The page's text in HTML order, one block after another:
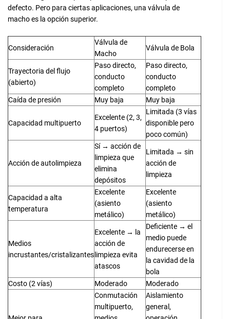
defecto. Pero para ciertas aplicaciones, una válvula de
macho es la opción superior.
Consideración
Válvula de
Macho
Válvula de Bola
Trayectoria del flujo
(abierto)
Paso directo,
conducto
completo
Paso directo,
conducto
completo
Caída de presión
Muy baja Muy baja
Capacidad multipuerto
Excelente (2, 3,
4 puertos)
Limitada (3 vías
disponible pero
poco común)
Acción de autolimpieza
Sí → acción de
limpieza que
elimina
depósitos
Limitada → sin
acción de
limpieza
Capacidad a alta
temperatura
Excelente
(asiento
metálico)
Excelente
(asiento
metálico)
Medios
incrustantes/cristalizantes
Excelente → la
acción de
limpieza evita
atascos
Deficiente → el
medio puede
endurecerse en
la cavidad de la
bola
Costo (2 vías)
Moderado Moderado
Conmutación
multipuerto,
Aislamiento
general,